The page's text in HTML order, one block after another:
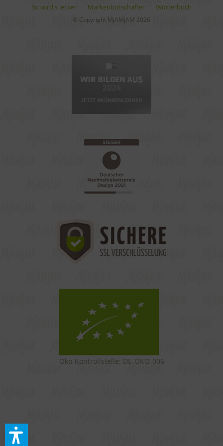
So wird's lecker
Markenbotschafter Wörterbuch
© Copyright MjAMjAM 2026
Öko-Kontrollstelle: DE-ÖKO-006